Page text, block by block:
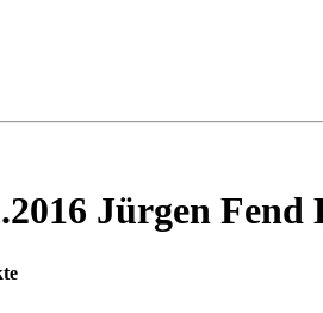
Jürgen Fend